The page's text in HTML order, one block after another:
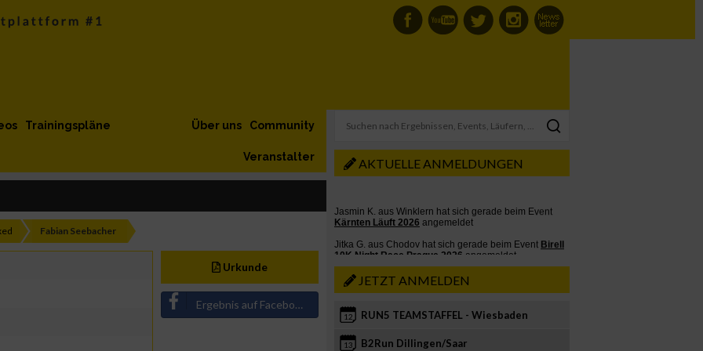
Trainingspläne Community
Über uns
Veranstalter
Fabian Seebacher
Urkunde
Ergebnis auf Facebook teilen
AKTUELLE ANMELDUNGEN
JETZT ANMELDEN
12 RUN5 TEAMSTAFFEL - Wiesbaden
13 B2Run Dillingen/Saar